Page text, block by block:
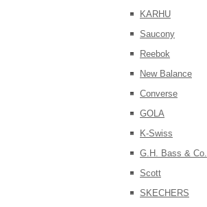
KARHU
Saucony
Reebok
New Balance
Converse
GOLA
K-Swiss
G.H. Bass & Co.
Scott
SKECHERS